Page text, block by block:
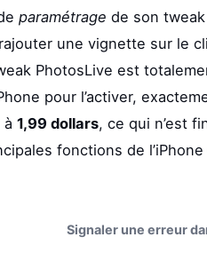
paramétrage de son
une vignette sur le
PhotosLive est
pour l’activer,
à 1,99 dollars, ce qui n’est
fonctions de
Signaler une erreur